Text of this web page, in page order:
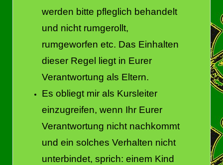
werden bitte pfleglich behandelt
und nicht rumgerollt,
rumgeworfen etc. Das Einhalten
dieser Regel liegt in Eurer
Verantwortung als Eltern.
Es obliegt mir als Kursleiter
einzugreifen, wenn Ihr Eurer
Verantwortung nicht nachkommt
und ein solches Verhalten nicht
unterbindet, sprich: einem Kind